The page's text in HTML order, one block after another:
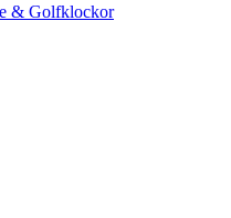
& Golfklockor